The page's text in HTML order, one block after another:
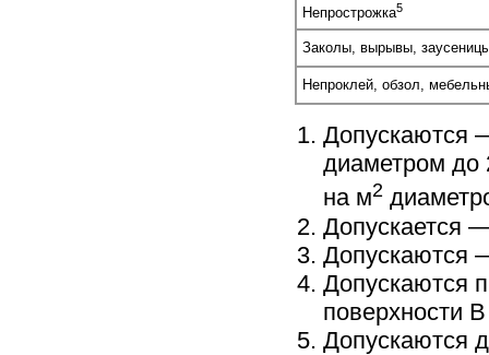
Непрострожка5
Заколы, вырывы,
Непроклей, обзол,
Допускаются
диаметром до
на м2
Допускается
Допускаются
Допускаются
поверхности
Допускаются